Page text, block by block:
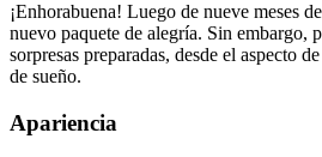
¡Enhorabuena! Luego de nueve meses
nuevo paquete de alegría. Sin embargo,
sorpresas preparadas, desde el aspecto
de sueño.
Apariencia